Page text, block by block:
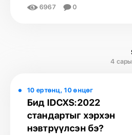
6967 0
4
10 ертөнц, 10 өнцөг
Бид IDCXS:2022
стандартыг хэрхэн
нэвтрүүлсэн бэ?